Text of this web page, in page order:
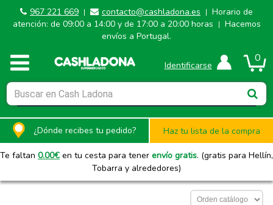
967 221 669 | contacto@cashladona.es | Horario de
atención: de 09:00 a 14:00 y de 17:00 a 20:00 horas
| Hacemos
envíos a Portugal.
0
Identificarse
¿Dónde recibes tu pedido? Haz tu lista de la compra
Te faltan 0.00€ en tu cesta para tener envío gratis. (gratis para Hellín,
Tobarra y alrededores)